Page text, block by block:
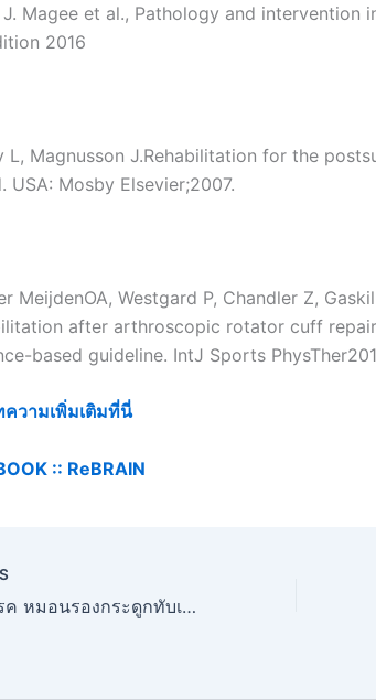
Magee et al., Pathology and intervention
2016
L, Magnusson J.Rehabilitation for the
USA: Mosby Elsevier;2007.
MeijdenOA, Westgard P, Chandler Z,
after arthroscopic rotator cuff
based guideline. IntJ Sports
วามเพิ่มเติมที่นี่
:: ReBRAIN
การผ่าตัดโรค หมอนรองกระดูกทับเส้นประสาท โดยใช้เลเซอร์ดียังไง